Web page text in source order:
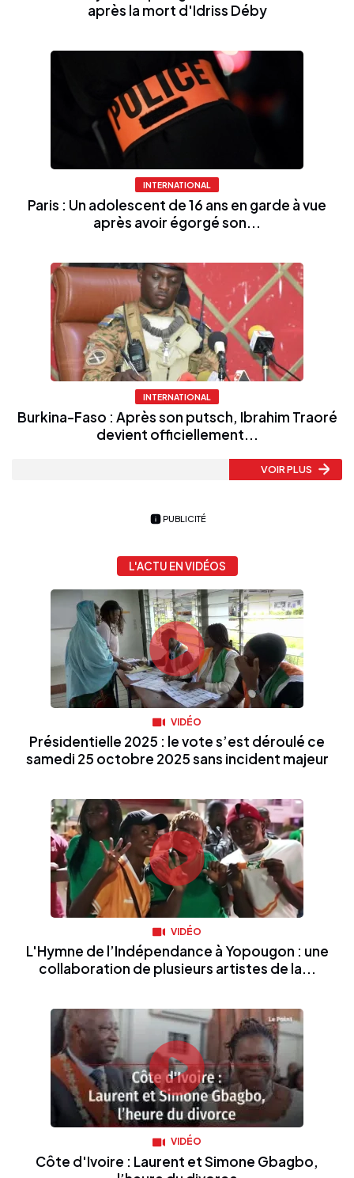
après la mort d'Idriss Déby
INTERNATIONAL
Paris : Un adolescent de 16 ans en garde à vue
après avoir égorgé son...
INTERNATIONAL
Burkina-Faso : Après son putsch, Ibrahim Traoré
devient officiellement...
VOIR PLUS
PUBLICITÉ
L'ACTU EN VIDÉOS
VIDÉO
Présidentielle 2025 : le vote s’est déroulé ce
samedi 25 octobre 2025 sans incident majeur
VIDÉO
L'Hymne de l’Indépendance à Yopougon : une
collaboration de plusieurs artistes de la...
VIDÉO
Côte d'Ivoire : Laurent et Simone Gbagbo,